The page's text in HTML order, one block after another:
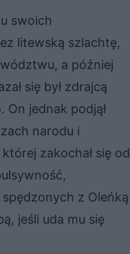
swoich
litewską szlachtę,
a później
się był zdrajcą
On jednak podjął
narodu i
zakochał się od
z Oleńką
jeśli uda mu się